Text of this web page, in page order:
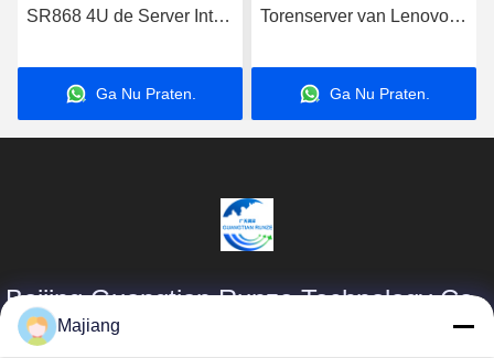
SR868 4U de Server Intel
van Lenovo GPU
Ga Nu Praten.
Torenserver van Lenovo
de Rekserver
Ga Nu Praten.
Beijing Guangtian Runze Technology Co.,
Majiang